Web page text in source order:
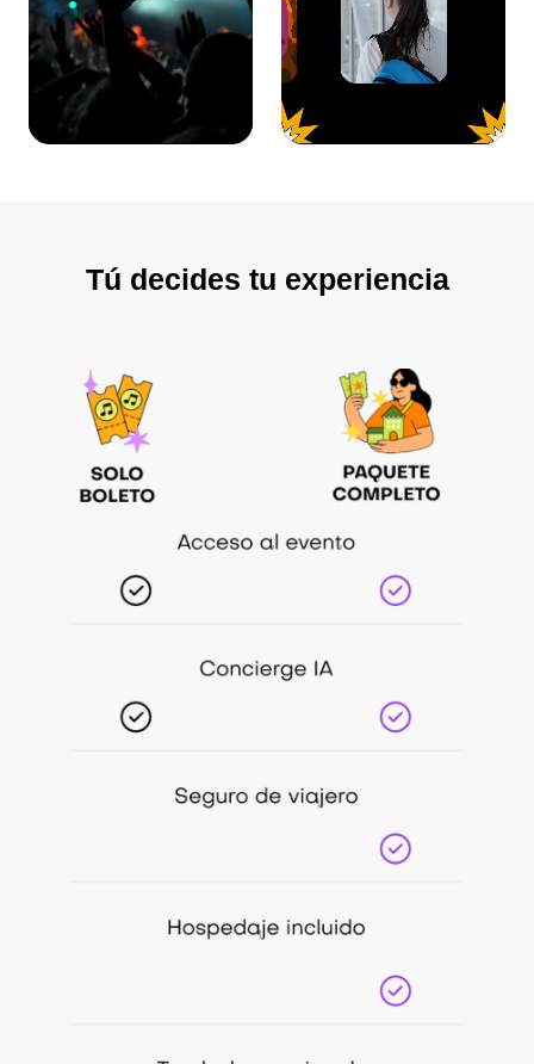
Tú decides tu experiencia